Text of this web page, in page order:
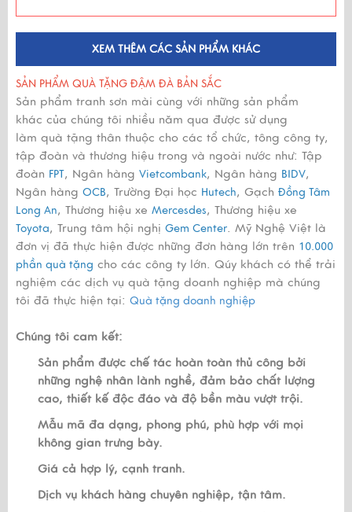
XEM THÊM CÁC SẢN PHẨM KHÁC
SẢN PHẨM QUÀ TẶNG ĐẬM ĐÀ BẢN SẮC
Sản phẩm tranh sơn mài cùng với những sản phẩm
khác của chúng tôi nhiều năm qua được sử dụng
làm quà tặng thân thuộc cho các tổ chức, tông công ty,
tập đoàn và thương hiệu trong và ngoài nước như: Tập
đoàn FPT, Ngân hàng Vietcombank, Ngân hàng BIDV,
Ngân hàng OCB, Trường Đại học Hutech, Gạch Đồng Tâm
Long An, Thương hiệu xe Mercesdes, Thương hiệu xe
Toyota, Trung tâm hội nghị Gem Center. Mỹ Nghệ Việt là
đơn vị đã thực hiện được những đơn hàng lớn trên 10.000
phần quà tặng cho các công ty lớn. Qúy khách có thể trải
nghiệm các dịch vụ quà tặng doanh nghiệp mà chúng
tôi đã thực hiện tại: Quà tặng doanh nghiệp
Chúng tôi cam kết:
Sản phẩm được chế tác hoàn toàn thủ công bởi
những nghệ nhân lành nghề, đảm bảo chất lượng
cao, thiết kế độc đáo và độ bền màu vượt trội.
Mẫu mã đa dạng, phong phú, phù hợp với mọi
không gian trưng bày.
Giá cả hợp lý, cạnh tranh.
Dịch vụ khách hàng chuyên nghiệp, tận tâm.